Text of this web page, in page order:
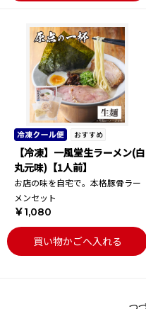
【冷凍】一風堂生ラーメン(白
丸元味)【1人前】
お店の味を自宅で。本格豚骨ラー
メンセット
￥1,080
買い物かごへ入れる